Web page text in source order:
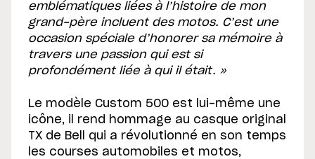
emblématiques liées à l’histoire de mon
grand-père incluent des motos. C’est une
occasion spéciale d’honorer sa mémoire à
travers une passion qui est si
profondément liée à qui il était. »
Le modèle Custom 500 est lui-même une
icône, il rend hommage au casque original
TX de Bell qui a révolutionné en son temps
les courses automobiles et motos,